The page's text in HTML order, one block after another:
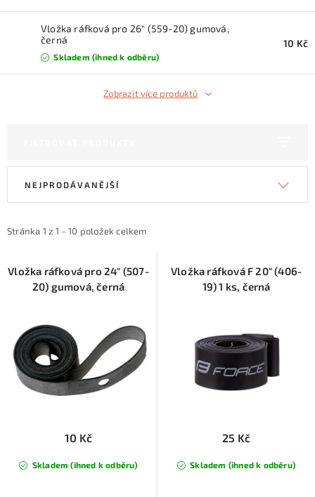
KONTAKTY
ZNAČKY
Půjčovna lyží a SNB
Naše prodejna
Vložka ráfková pro 26" (559-20) gumová,
černá
Skladem (ihned k odběru)
10 Kč
Zobrazit více produktů
i
p
u
k
Stránka 1 z1 -10 položek celkem
e
í
d
u
NEJPRODÁVANĚJŠÍ
Vložka ráfková pro 24" (507-
20) gumová, černá
Skladem (ihned k odběru)
10 Kč
Vložka ráfková F 20" (406-
19) 1 ks, černá
Skladem (ihned k odběru)
25 Kč